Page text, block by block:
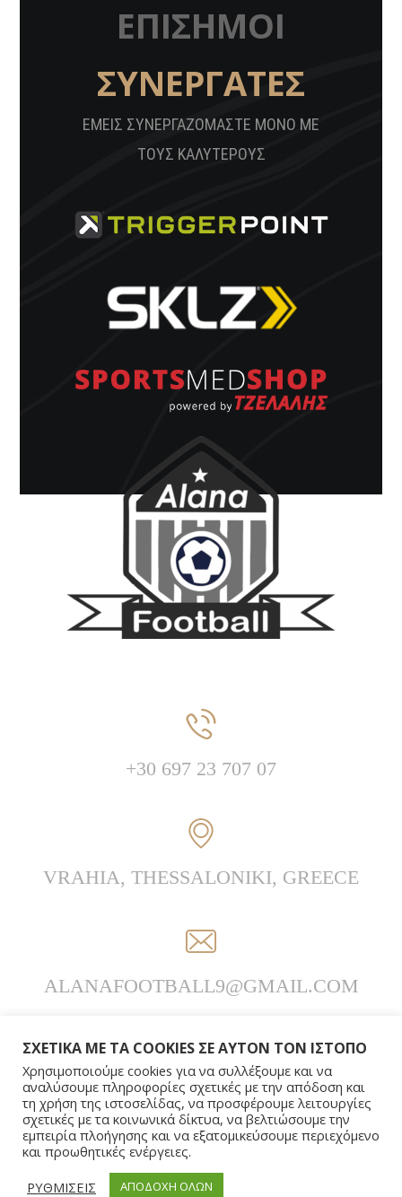
ΕΠΙΣΗΜΟΙ
ΣΥΝΕΡΓΑΤΕΣ
ΕΜΕΙΣ ΣΥΝΕΡΓΑΖΟΜΑΣΤΕ ΜΟΝΟ ΜΕ
ΤΟΥΣ ΚΑΛΥΤΕΡΟΥΣ
+30 697 23 707 07
VRAHIA, THESSALONIKI, GREECE
ALANAFOOTBALL9@GMAIL.COM
ΣΧΕΤΙΚΑ ΜΕ ΤΑ COOKIES ΣΕ ΑΥΤΟΝ ΤΟΝ ΙΣΤΟΠΟ
Χρησιμοποιούμε cookies για να συλλέξουμε και να
αναλύσουμε πληροφορίες σχετικές με την απόδοση και
τη χρήση της ιστοσελίδας, να προσφέρουμε λειτουργίες
σχετικές με τα κοινωνικά δίκτυα, να βελτιώσουμε την
εμπειρία πλοήγησης και να εξατομικεύσουμε περιεχόμενο
και προωθητικές ενέργειες.
ΡΥΘΜΙΣΕΙΣ
ΑΠΟΔΟΧΗ ΟΛΩΝ